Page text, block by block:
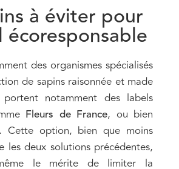
à éviter pour
écoresponsable
des organismes spécialisés
de sapins raisonnée et made
notamment des labels
Fleurs de France, ou bien
Cette option, bien que moins
les deux solutions précédentes,
le mérite de limiter la